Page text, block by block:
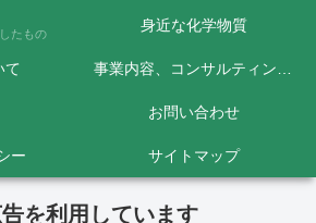
たもの 身近な化学物質
て 事業内容、コンサルティング料金など
お問い合わせ
ー サイトマップ
を利用しています